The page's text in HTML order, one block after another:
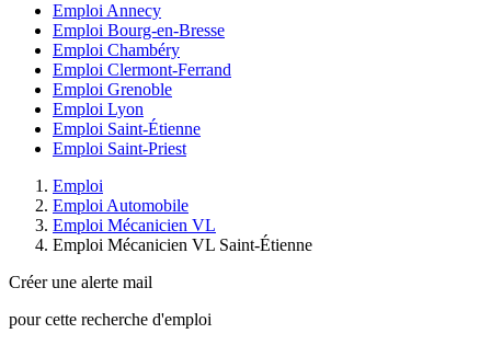
Emploi Annecy
Emploi Bourg-en-Bresse
Emploi Chambéry
Emploi Clermont-Ferrand
Emploi Grenoble
Emploi Lyon
Emploi Saint-Étienne
Emploi Saint-Priest
Emploi
Emploi Automobile
Emploi Mécanicien VL
Emploi Mécanicien VL Saint-Étienne
Créer une alerte mail
pour cette recherche d'emploi